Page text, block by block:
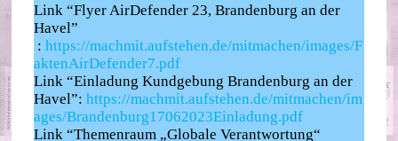
Link “Flyer AirDefender 23, Brandenburg an der
Havel”
:https://machmit.aufstehen.de/mitmachen/images/F
aktenAirDefender7.pdf
Link “Einladung Kundgebung Brandenburg an der
Havel”:https://machmit.aufstehen.de/mitmachen/im
ages/Brandenburg17062023Einladung.pdf
Link “Themenraum „Globale Verantwortung“